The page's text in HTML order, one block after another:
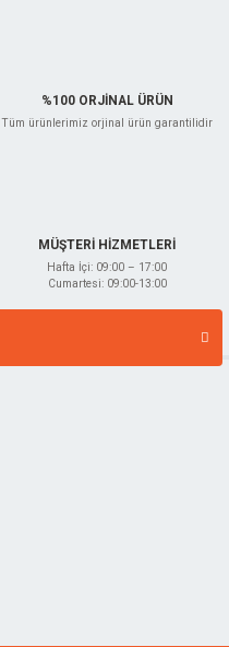
%100 ORJİNAL ÜRÜN
Tüm ürünlerimiz orjinal ürün garantilidir
MÜŞTERİ HİZMETLERİ
Hafta İçi: 09:00 – 17:00
Cumartesi: 09:00-13:00